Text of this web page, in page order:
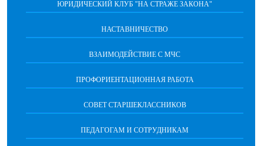
ЮРИДИЧЕСКИЙ КЛУБ "НА СТРАЖЕ ЗАКОНА"
НАСТАВНИЧЕСТВО
ВЗАИМОДЕЙСТВИЕ С МЧС
ПРОФОРИЕНТАЦИОННАЯ РАБОТА
СОВЕТ СТАРШЕКЛАССНИКОВ
ПЕДАГОГАМ И СОТРУДНИКАМ